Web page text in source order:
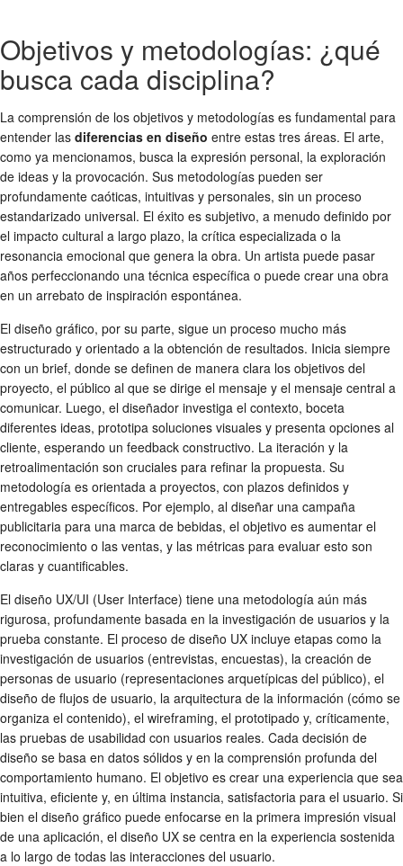
Objetivos y metodologías: ¿qué
busca cada disciplina?
La comprensión de los objetivos y metodologías es fundamental para
entender las diferencias en diseño entre estas tres áreas. El arte,
como ya mencionamos, busca la expresión personal, la exploración
de ideas y la provocación. Sus metodologías pueden ser
profundamente caóticas, intuitivas y personales, sin un proceso
estandarizado universal. El éxito es subjetivo, a menudo definido por
el impacto cultural a largo plazo, la crítica especializada o la
resonancia emocional que genera la obra. Un artista puede pasar
años perfeccionando una técnica específica o puede crear una obra
en un arrebato de inspiración espontánea.
El diseño gráfico, por su parte, sigue un proceso mucho más
estructurado y orientado a la obtención de resultados. Inicia siempre
con un brief, donde se definen de manera clara los objetivos del
proyecto, el público al que se dirige el mensaje y el mensaje central a
comunicar. Luego, el diseñador investiga el contexto, boceta
diferentes ideas, prototipa soluciones visuales y presenta opciones al
cliente, esperando un feedback constructivo. La iteración y la
retroalimentación son cruciales para refinar la propuesta. Su
metodología es orientada a proyectos, con plazos definidos y
entregables específicos. Por ejemplo, al diseñar una campaña
publicitaria para una marca de bebidas, el objetivo es aumentar el
reconocimiento o las ventas, y las métricas para evaluar esto son
claras y cuantificables.
El diseño UX/UI (User Interface) tiene una metodología aún más
rigurosa, profundamente basada en la investigación de usuarios y la
prueba constante. El proceso de diseño UX incluye etapas como la
investigación de usuarios (entrevistas, encuestas), la creación de
personas de usuario (representaciones arquetípicas del público), el
diseño de flujos de usuario, la arquitectura de la información (cómo se
organiza el contenido), el wireframing, el prototipado y, críticamente,
las pruebas de usabilidad con usuarios reales. Cada decisión de
diseño se basa en datos sólidos y en la comprensión profunda del
comportamiento humano. El objetivo es crear una experiencia que sea
intuitiva, eficiente y, en última instancia, satisfactoria para el usuario. Si
bien el diseño gráfico puede enfocarse en la primera impresión visual
de una aplicación, el diseño UX se centra en la experiencia sostenida
a lo largo de todas las interacciones del usuario.